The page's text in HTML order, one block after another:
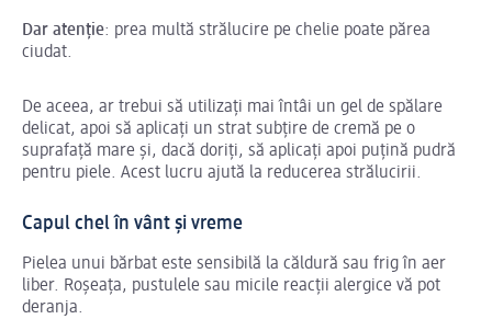
Dar atenție: prea multă strălucire pe chelie poate părea
ciudat.
De aceea, ar trebui să utilizați mai întâi un gel de spălare
delicat, apoi să aplicați un strat subțire de cremă pe o
suprafață mare și, dacă doriți, să aplicați apoi puțină pudră
pentru piele. Acest lucru ajută la reducerea strălucirii.
Capul chel în vânt și vreme
Pielea unui bărbat este sensibilă la căldură sau frig în aer
liber. Roșeața, pustulele sau micile reacții alergice vă pot
deranja.